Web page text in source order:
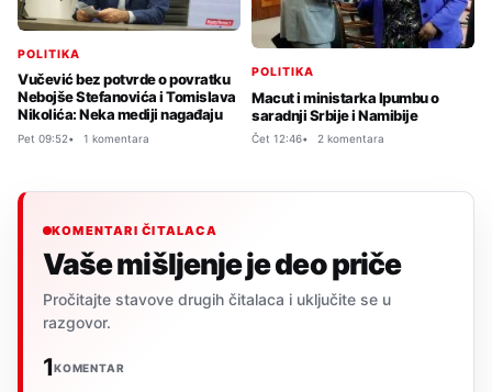
POLITIKA
Vučević bez potvrde o povratku
Nebojše Stefanovića i Tomislava
Nikolića: Neka mediji nagađaju
Pet 09:52 1 komentara
POLITIKA
Macut i ministarka Ipumbu o
saradnji Srbije i Namibije
Čet 12:46 2 komentara
KOMENTARI ČITALACA
Vaše mišljenje je deo priče
Pročitajte stavove drugih čitalaca i uključite se u
razgovor.
1KOMENTAR